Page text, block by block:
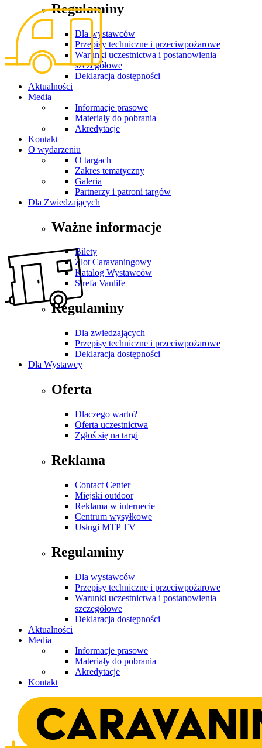
Regulaminy
Dla wystawców
Przepisy techniczne i przeciwpożarowe
Warunki uczestnictwa i postanowienia
szczegółowe
Deklaracja dostępności
Aktualności
Media
Informacje prasowe
Materiały do pobrania
Akredytacje
Kontakt
O wydarzeniu
O targach
Zakres tematyczny
Galeria
Partnerzy i patroni targów
Dla Zwiedzających
Ważne informacje
Bilety
Zlot Caravaningowy
Katalog Wystawców
Strefa Vanlife
Regulaminy
Dla zwiedzających
Przepisy techniczne i przeciwpożarowe
Deklaracja dostępności
Dla Wystawcy
Oferta
Dlaczego warto?
Oferta uczestnictwa
Zgłoś się na targi
Reklama
Contact Center
Miejski outdoor
Reklama w internecie
Centrum wysyłkowe
Usługi MTP TV
Regulaminy
Dla wystawców
Przepisy techniczne i przeciwpożarowe
Warunki uczestnictwa i postanowienia
szczegółowe
Deklaracja dostępności
Aktualności
Media
Informacje prasowe
Materiały do pobrania
Akredytacje
Kontakt